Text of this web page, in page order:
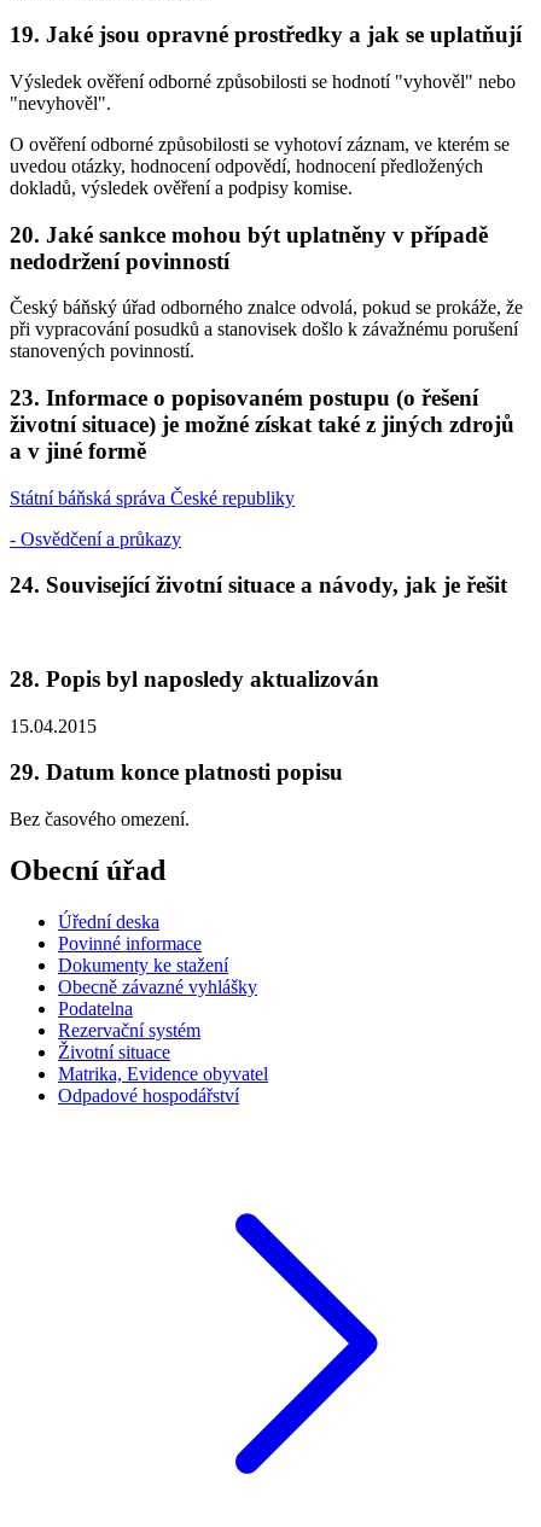
19. Jaké jsou opravné prostředky a jak se uplatňují
Výsledek ověření odborné způsobilosti se hodnotí "vyhověl" nebo
"nevyhověl".
O ověření odborné způsobilosti se vyhotoví záznam, ve kterém se
uvedou otázky, hodnocení odpovědí, hodnocení předložených
dokladů, výsledek ověření a podpisy komise.
20. Jaké sankce mohou být uplatněny v případě
nedodržení povinností
Český báňský úřad odborného znalce odvolá, pokud se prokáže, že
při vypracování posudků a stanovisek došlo k závažnému porušení
stanovených povinností.
23. Informace o popisovaném postupu (o řešení
životní situace) je možné získat také z jiných zdrojů
a v jiné formě
Státní báňská správa České republiky
- Osvědčení a průkazy
24. Související životní situace a návody, jak je řešit
28. Popis byl naposledy aktualizován
15.04.2015
29. Datum konce platnosti popisu
Bez časového omezení.
Obecní úřad
Úřední deska
Povinné informace
Dokumenty ke stažení
Obecně závazné vyhlášky
Podatelna
Rezervační systém
Životní situace
Matrika, Evidence obyvatel
Odpadové hospodářství